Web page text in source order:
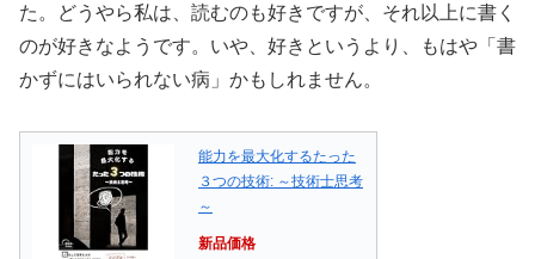
た。どうやら私は、読むのも好きですが、それ以上に書く
のが好きなようです。いや、好きというより、もはや「書
かずにはいられない病」かもしれません。
能力を最大化するたった
３つの技術: ～技術士思考
～
新品価格